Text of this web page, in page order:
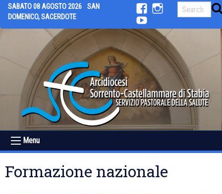
Skip
content
SABATO 08 AGOSTO 2026
SAN
DOMENICO, SACERDOTE
facebookInstagram
youtube
Menu
Formazione nazionale